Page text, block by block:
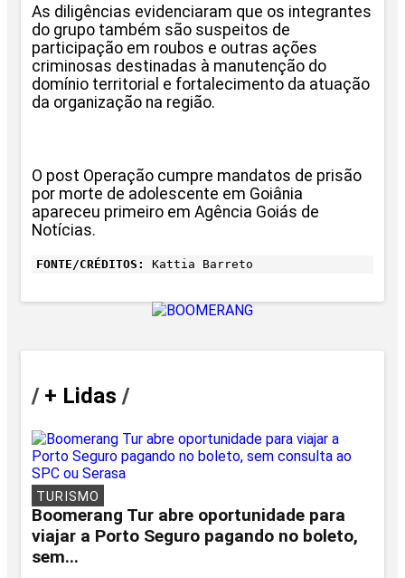
As diligências evidenciaram que os integrantes
do grupo também são suspeitos de
participação em roubos e outras ações
criminosas destinadas à manutenção do
domínio territorial e fortalecimento da atuação
da organização na região.
O post Operação cumpre mandatos de prisão
por morte de adolescente em Goiânia
apareceu primeiro em Agência Goiás de
Notícias.
FONTE/CRÉDITOS: Kattia Barreto
/+ Lidas /
TURISMO
Boomerang Tur abre oportunidade para
viajar a Porto Seguro pagando no boleto,
sem...